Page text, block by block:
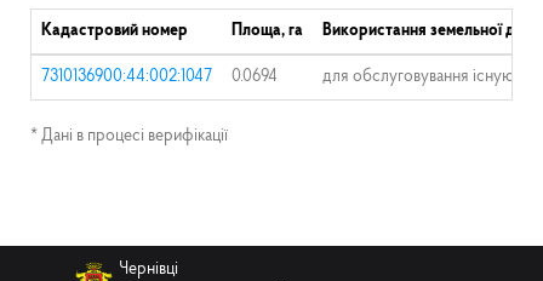
Кадастровий номер Площа, га Використання земельної
7310136900:44:002:1047 0.0694 для обслуговування
* Дані в процесі верифікації
Чернівці